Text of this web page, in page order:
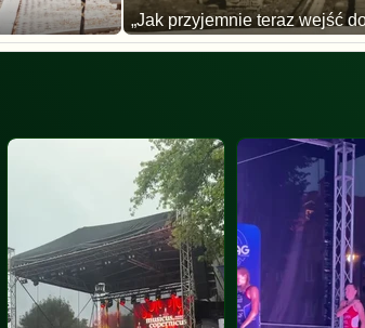
„Jak przyjemnie teraz wejść